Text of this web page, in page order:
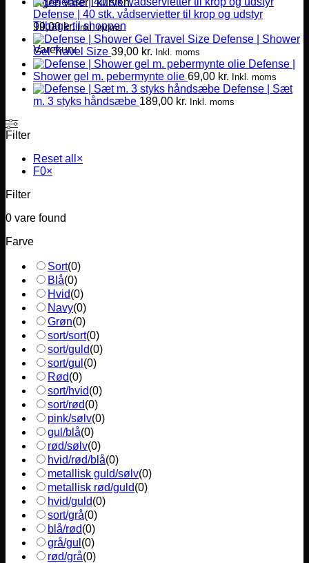
Ingen varer i kurven.
Tilbage til shoppen
Varekurv
Defense | 40 stk. vådservietter til krop og udstyr
99,00kr. Inkl. moms
Defense | Shower
Gel Travel Size 39,00 kr. Inkl. moms
Defense |
Shower gel m. pebermynte olie 69,00 kr. Inkl. moms
Defense | Sæt
m. 3 styks håndsæbe 189,00 kr. Inkl. moms
Filter
Reset all ×
F0×
Filter
0 vare found
Farve
Sort(0)
Blå(0)
Hvid(0)
Navy(0)
Grøn(0)
sort/sort(0)
sort/guld(0)
sort/gul (0)
Rød(0)
sort/hvid(0)
sort/rød(0)
pink/sølv(0)
gul/blå(0)
rød/sølv(0)
hvid/rød/blå(0)
metallisk guld/sølv(0)
metallisk rød/guld(0)
hvid/guld(0)
sort/grå(0)
blå/rød(0)
grå/gul (0)
rød/grå(0)